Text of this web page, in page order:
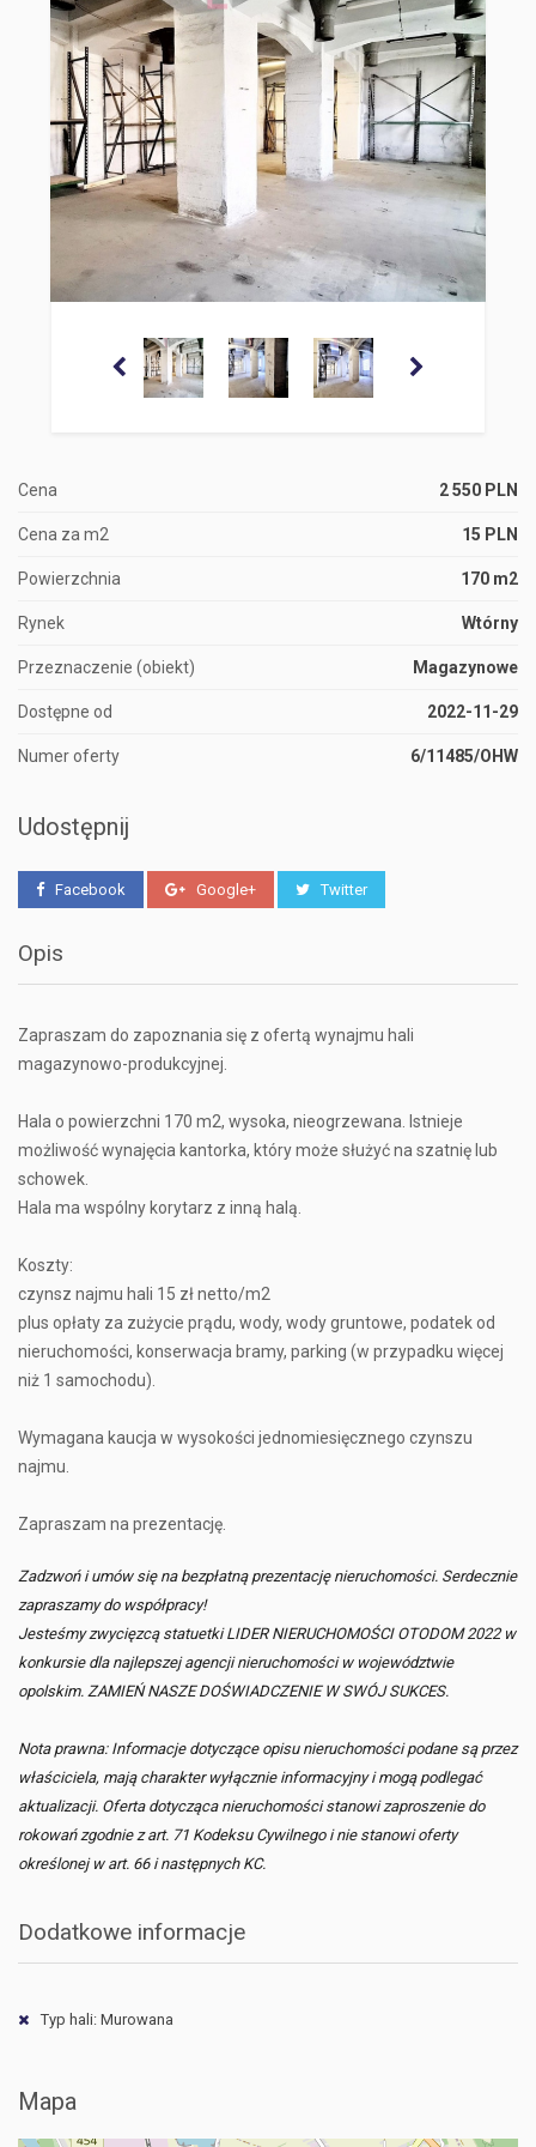
Cena 2 550 PLN
Cena za m2 15 PLN
Powierzchnia 170 m2
Rynek Wtórny
Przeznaczenie (obiekt) Magazynowe
Dostępne od 2022-11-29
Numer oferty 6/11485/OHW
Udostępnij
Facebook Google+ Twitter
Opis
Zapraszam do zapoznania się z ofertą wynajmu hali
magazynowo-produkcyjnej.
Hala o powierzchni 170 m2, wysoka, nieogrzewana. Istnieje
możliwość wynajęcia kantorka, który może służyć na szatnię lub
schowek.
Hala ma wspólny korytarz z inną halą.
Koszty:
czynsz najmu hali 15 zł netto/m2
plus opłaty za zużycie prądu, wody, wody gruntowe, podatek od
nieruchomości, konserwacja bramy, parking (w przypadku więcej
niż 1 samochodu).
Wymagana kaucja w wysokości jednomiesięcznego czynszu
najmu.
Zapraszam na prezentację.
Zadzwoń i umów się na bezpłatną prezentację nieruchomości. Serdecznie
zapraszamy do współpracy!
Jesteśmy zwycięzcą statuetki LIDER NIERUCHOMOŚCI OTODOM 2022 w
konkursie dla najlepszej agencji nieruchomości w województwie
opolskim. ZAMIEŃ NASZE DOŚWIADCZENIE W SWÓJ SUKCES.
Nota prawna: Informacje dotyczące opisu nieruchomości podane są przez
właściciela, mają charakter wyłącznie informacyjny i mogą podlegać
aktualizacji. Oferta dotycząca nieruchomości stanowi zaproszenie do
rokowań zgodnie z art. 71 Kodeksu Cywilnego i nie stanowi oferty
określonej w art. 66 i następnych KC.
Dodatkowe informacje
Typ hali: Murowana
Mapa